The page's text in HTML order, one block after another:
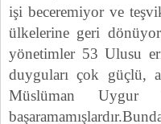
işi beceremiyor ve
ülkelerine geri
yönetimler 53 Ulusu
duyguları çok güçlü,
Müslüman